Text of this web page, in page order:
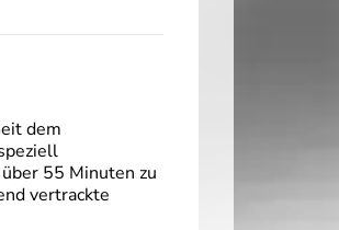
dem
55 Minuten zu
vertrackte